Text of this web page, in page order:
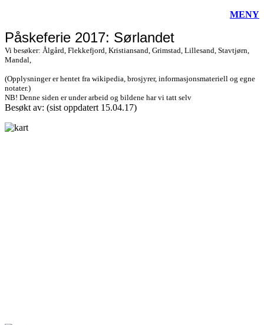
MENY
Påskeferie 2017: Sørlandet
Vi besøker: Ålgård, Flekkefjord, Kristiansand, Grimstad, Lillesand, Stavtjørn,
Mandal,
(Opplysninger er hentet fra wikipedia, brosjyrer, informasjonsmateriell og egne
notater.)
NB! Denne siden er under arbeid og bildene har vi tatt selv
Besøkt av: (sist oppdatert 15.04.17)